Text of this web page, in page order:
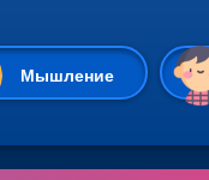
Мышление
Гиперказуальные